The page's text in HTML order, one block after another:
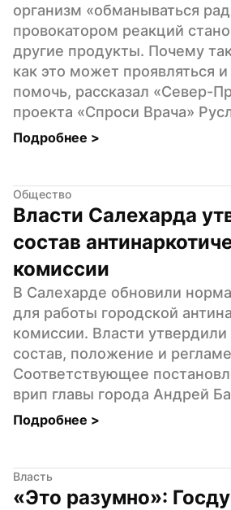
организм «обманываться
провокатором реакций
другие продукты. Почему
как это может проявляться
помочь, рассказал «Север-
проекта «Спроси Врача»
Подробнее >
Общество
Власти Салехарда
состав
комиссии
В Салехарде обновили
для работы городской
комиссии. Власти
состав, положение и
Соответствующее
врип главы города Андрей
Подробнее >
Власть
«Это разумно»: